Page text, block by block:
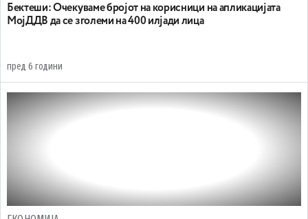
Бектеши: Очекуваме бројот на корисници на апликацијата
МојДДВ да се зголеми на 400 илјади лица
пред 6 години